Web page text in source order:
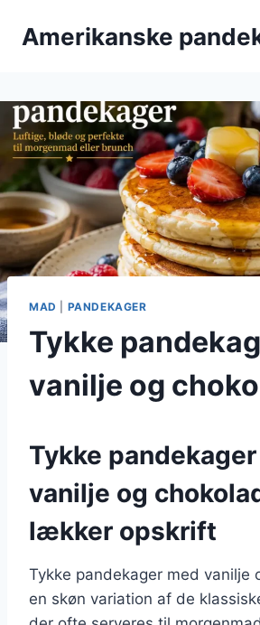
Amerikanske
MAD PANDEKAGER
Tykke
vanilje og
Tykke
vanilje og
lækker opskrift
Tykke pandekager med vanilje
en skøn variation af de